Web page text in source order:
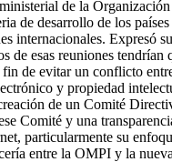
de la
de desarrollo de los
internacionales. Expresó
de esas reuniones
de evitar un conflicto
y propiedad
de un Comité
Comité y una
particularmente su
entre la OMPI y la